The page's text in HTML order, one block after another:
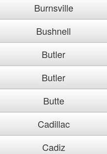
Burnsville
Bushnell
Butler
Butler
Butte
Cadillac
Cadiz